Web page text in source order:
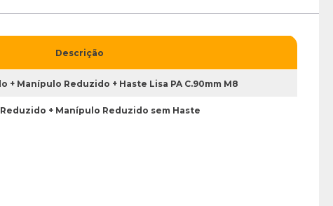
Descrição
+ Manípulo Reduzido + Haste Lisa PA C.90mm M8
+ Manípulo Reduzido sem Haste